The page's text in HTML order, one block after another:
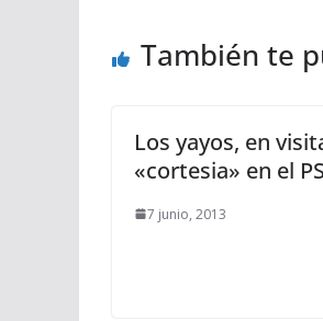
También te
Los yayos, en
«cortesia» en el
7 junio, 2013